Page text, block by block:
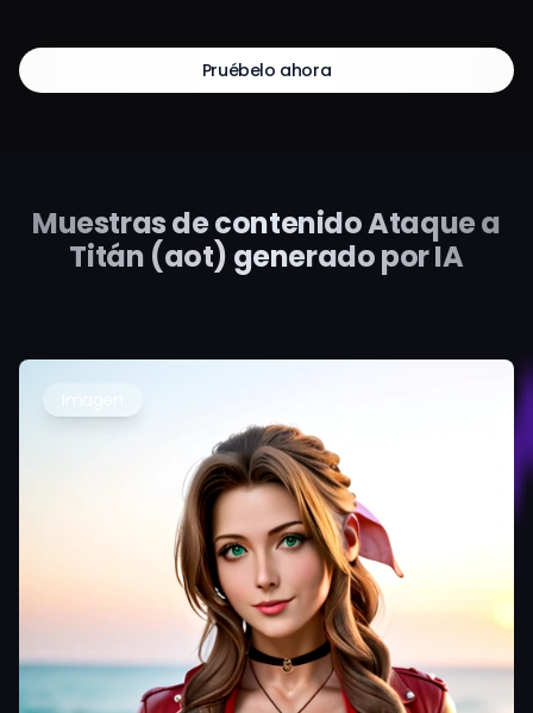
Pruébelo ahora
Muestras de contenido Ataque a
Titán (aot) generado por IA
Imagen